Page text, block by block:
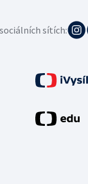
sítích: